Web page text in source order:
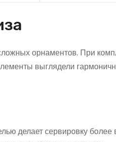
орнаментов. При
выглядели
делает сервировку более